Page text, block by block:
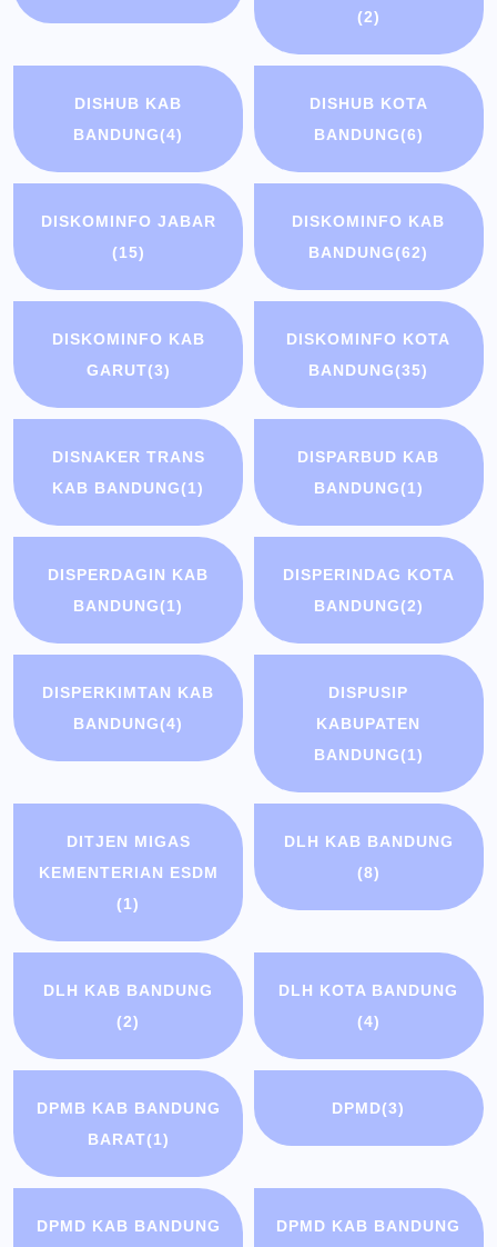
(2)
DISHUB KAB
BANDUNG(4)
DISHUB KOTA
BANDUNG(6)
DISKOMINFO JABAR
(15)
DISKOMINFO KAB
BANDUNG(62)
DISKOMINFO KAB
GARUT(3)
DISKOMINFO KOTA
BANDUNG(35)
DISNAKER TRANS
KAB BANDUNG(1)
DISPARBUD KAB
BANDUNG(1)
DISPERDAGIN KAB
BANDUNG(1)
DISPERINDAG KOTA
BANDUNG(2)
DISPERKIMTAN KAB
BANDUNG(4)
DISPUSIP
KABUPATEN
BANDUNG(1)
DITJEN MIGAS
KEMENTERIAN ESDM
(1)
DLH KAB BANDUNG
(8)
DLH KAB BANDUNG
(2)
DLH KOTA BANDUNG
(4)
DPMB KAB BANDUNG
BARAT(1)
DPMD(3)
DPMD KAB BANDUNG
DPMD KAB BANDUNG